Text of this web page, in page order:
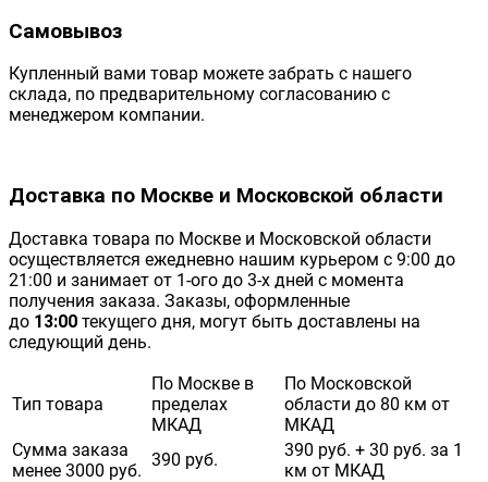
Самовывоз
Купленный вами товар можете забрать с нашего
склада, по предварительному согласованию с
менеджером компании.
Доставка по Москве и Московской области
Доставка товара по Москве и Московской области
осуществляется ежедневно нашим курьером с 9:00 до
21:00 и занимает от 1-ого до 3-х дней с момента
получения заказа. Заказы, оформленные
до 13:00 текущего дня, могут быть доставлены на
следующий день.
Тип товара
По Москве в
пределах
МКАД
По Московской
области до 80 км от
МКАД
Сумма заказа
менее 3000 руб.
390 руб.
390 руб. + 30 руб. за 1
км от МКАД